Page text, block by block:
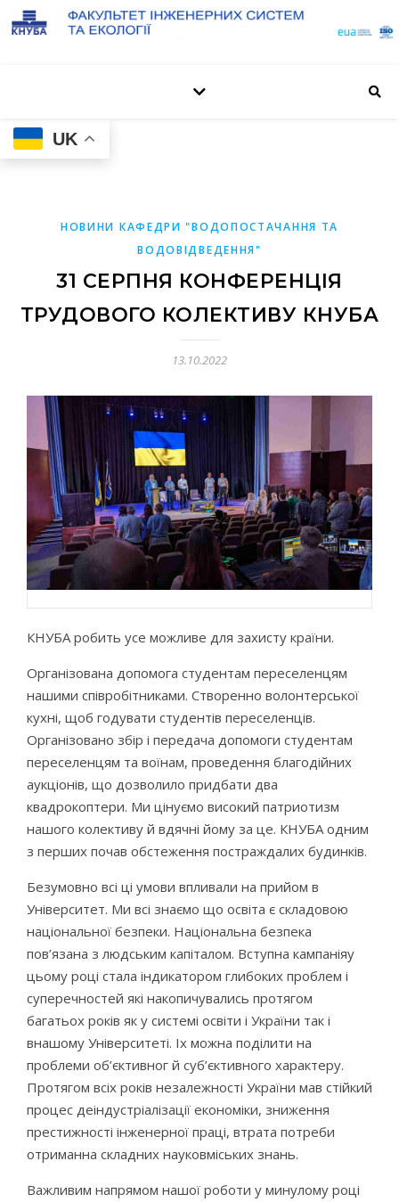
UK
НОВИНИ КАФЕДРИ "ВОДОПОСТАЧАННЯ ТА
ВОДОВІДВЕДЕННЯ"
31 СЕРПНЯ КОНФЕРЕНЦІЯ
ТРУДОВОГО КОЛЕКТИВУ КНУБА
13.10.2022
КНУБА робить усе можливе для захисту країни.
Організована допомога студентам переселенцям
нашими співробітниками. Створенно волонтерської
кухні, щоб годувати студентів переселенців.
Організовано збір і передача допомоги студентам
переселенцям та воїнам, проведення благодійних
аукціонів, що дозволило придбати два
квадрокоптери. Ми цінуємо високий патриотизм
нашого колективу й вдячні йому за це. КНУБА одним
з перших почав обстеження постраждалих будинків.
Безумовно всі ці умови впливали на прийом в
Університет. Ми всі знаємо що освіта є складовою
національної безпеки. Національна безпека
пов’язана з людським капіталом. Вступна кампаніяу
цьому році стала індикатором глибоких проблем і
суперечностей які накопичувались протягом
багатьох років як у системі освіти і України так і
внашому Університеті. Іх можна поділити на
проблеми об’єктивног й суб’єктивного характеру.
Протягом всіх років незалежності України мав стійкий
процес деіндустріалізації економіки, зниження
престижності інженерної праці, втрата потреби
отриманна складних науковміських знань.
Важливим напрямом нашої роботи у минулому році